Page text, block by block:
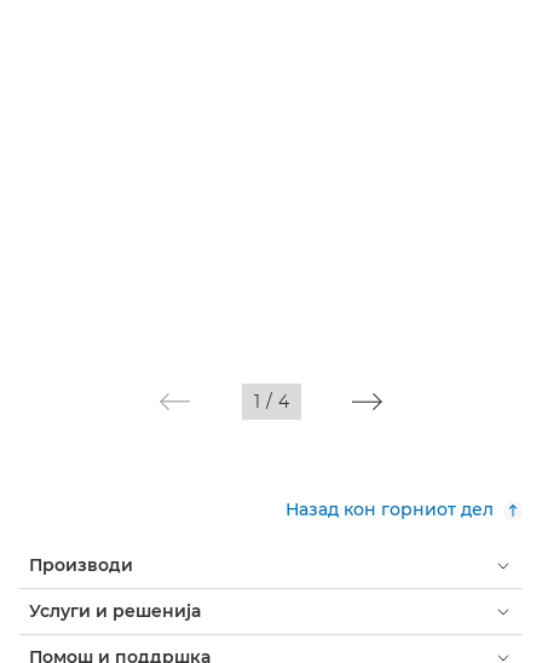
1 / 4
Назад кон горниот дел
Производи
Услуги и решенија
Помош и поддршка